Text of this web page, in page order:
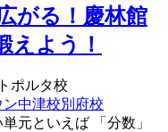
がる！慶林館
えよう！
ポルタ校
ン中津校別府校
元といえば 「分数」